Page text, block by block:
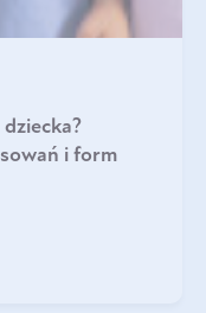
i form